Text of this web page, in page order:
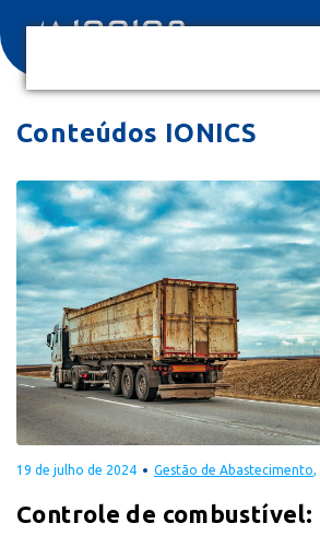
Conteúdos IONICS
19 de julho de 2024 Gestão de Abastecimento,
Controle de combustível: